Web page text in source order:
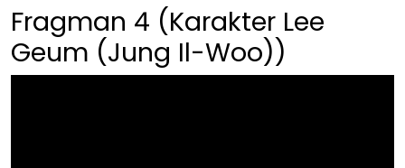
Fragman 4 (Karakter Lee
Geum (Jung Il-Woo))